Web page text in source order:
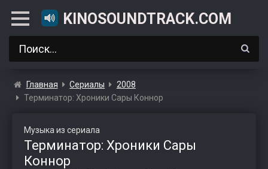
KINOSOUNDTRACK.COM
Главная Сериалы
2008
Терминатор: Хроники Сары Коннор
Музыка из сериала
Терминатор: Хроники Сары
Коннор